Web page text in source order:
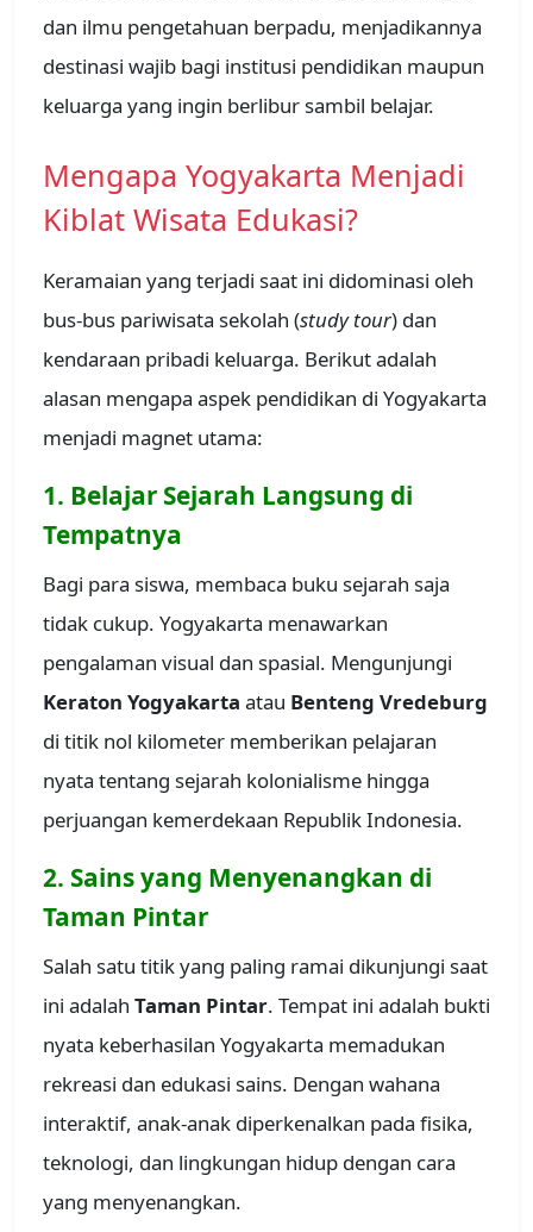
dan ilmu pengetahuan berpadu, menjadikannya
destinasi wajib bagi institusi pendidikan maupun
keluarga yang ingin berlibur sambil belajar.
Mengapa Yogyakarta Menjadi
Kiblat Wisata Edukasi?
Keramaian yang terjadi saat ini didominasi oleh
bus-bus pariwisata sekolah (study tour) dan
kendaraan pribadi keluarga. Berikut adalah
alasan mengapa aspek pendidikan di Yogyakarta
menjadi magnet utama:
1. Belajar Sejarah Langsung di
Tempatnya
Bagi para siswa, membaca buku sejarah saja
tidak cukup. Yogyakarta menawarkan
pengalaman visual dan spasial. Mengunjungi
Keraton Yogyakarta atau Benteng Vredeburg
di titik nol kilometer memberikan pelajaran
nyata tentang sejarah kolonialisme hingga
perjuangan kemerdekaan Republik Indonesia.
2. Sains yang Menyenangkan di
Taman Pintar
Salah satu titik yang paling ramai dikunjungi saat
ini adalah Taman Pintar. Tempat ini adalah bukti
nyata keberhasilan Yogyakarta memadukan
rekreasi dan edukasi sains. Dengan wahana
interaktif, anak-anak diperkenalkan pada fisika,
teknologi, dan lingkungan hidup dengan cara
yang menyenangkan.